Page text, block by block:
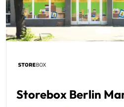
Storebox Berlin